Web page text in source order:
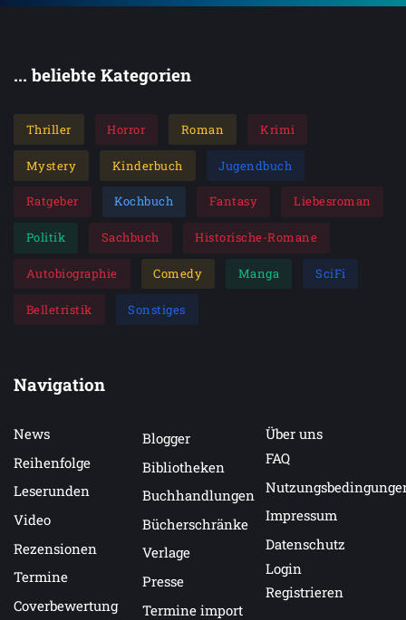
... beliebte Kategorien
Thriller Horror Roman Krimi
Mystery Kinderbuch Jugendbuch
Ratgeber Kochbuch Fantasy Liebesroman
Politik Sachbuch Historische-Romane
Autobiographie Comedy Manga SciFi
Belletristik Sonstiges
Navigation
News
Reihenfolge
Leserunden
Video
Rezensionen
Termine
Coverbewertung
Blogger
Bibliotheken
Buchhandlungen
Bücherschränke
Verlage
Presse
Termine import
Über uns
FAQ
Impressum
Datenschutz
Login
Registrieren